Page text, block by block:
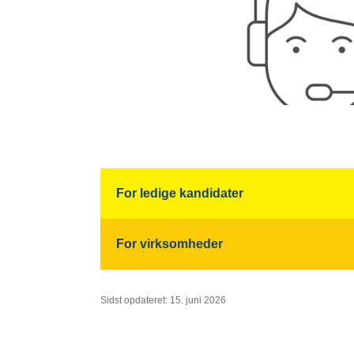
For ledige kandidater
For virksomheder
Sidst opdateret: 15. juni 2026